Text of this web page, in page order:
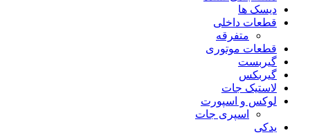
دیسک ها
قطعات داخلی
متفرقه
قطعات موتوری
گیربست
گیربکس
لاستیک جات
لوکس و اسپورت
اسپری جات
یدکی